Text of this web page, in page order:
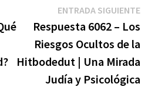
ENTRADA SIGUIENTE
Respuesta 6062 – Los
Riesgos Ocultos de la
Hitbodedut | Una Mirada
Judía y Psicológica